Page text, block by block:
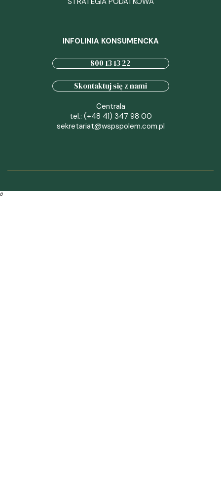
INFOLINIA KONSUMENCKA
800 13 13 22
Skontaktuj się z nami
Centrala
tel.: (+48 41) 347 98 00
sekretariat@wspspolem.com.pl
∂